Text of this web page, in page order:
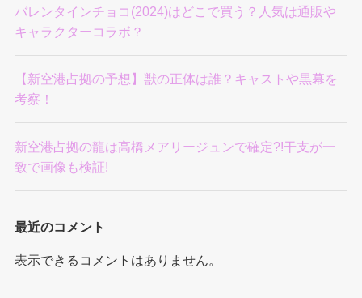
バレンタインチョコ(2024)はどこで買う？人気は通販や
キャラクターコラボ？
【新空港占拠の予想】獣の正体は誰？キャストや黒幕を
考察！
新空港占拠の龍は高橋メアリージュンで確定?!干支が一
致で画像も検証!
最近のコメント
表示できるコメントはありません。